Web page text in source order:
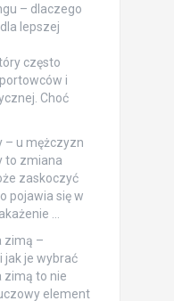
– dlaczego
lepszej
często
i
Choć
– u mężczyzn
to zmiana
zaskoczyć
pojawia się w
…
zimą –
jak je wybrać
zimą to nie
element